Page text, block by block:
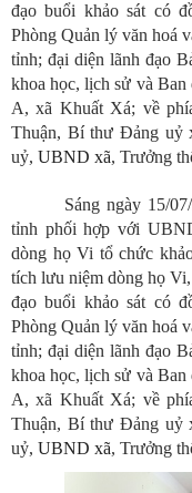
đạo buổi khảo sát có
Phòng Quản lý văn hoá
tỉnh; đại diện lãnh đạo
khoa học, lịch sử và
A, xã Khuất Xá; về
Thuận, Bí thư Đảng uỷ
uỷ, UBND xã, Trưởng
Sáng ngày 15/
tỉnh phối hợp với
dòng họ Vi tổ chức
tích lưu niệm dòng họ
đạo buổi khảo sát có
Phòng Quản lý văn hoá
tỉnh; đại diện lãnh đạo
khoa học, lịch sử và
A, xã Khuất Xá; về
Thuận, Bí thư Đảng uỷ
uỷ, UBND xã, Trưởng